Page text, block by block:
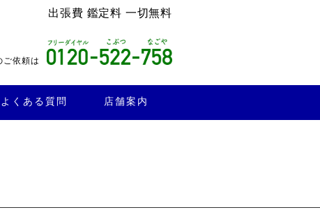
出張費 鑑定料 一切無料
ご依頼は
よくある質問 店舗案内